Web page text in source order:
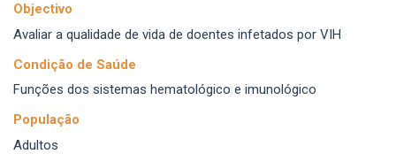
Objectivo
Avaliar a qualidade de vida de doentes infetados por VIH
Condição de Saúde
Funções dos sistemas hematológico e imunológico
População
Adultos